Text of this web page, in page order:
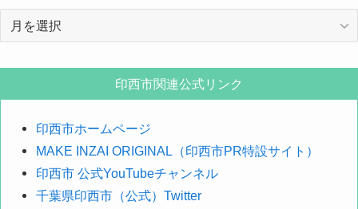
す
印西市関連公式リンク
印西市ホームページ
MAKE INZAI ORIGINAL（印西市PR特設サイト）
印西市 公式YouTubeチャンネル
千葉県印西市（公式）Twitter